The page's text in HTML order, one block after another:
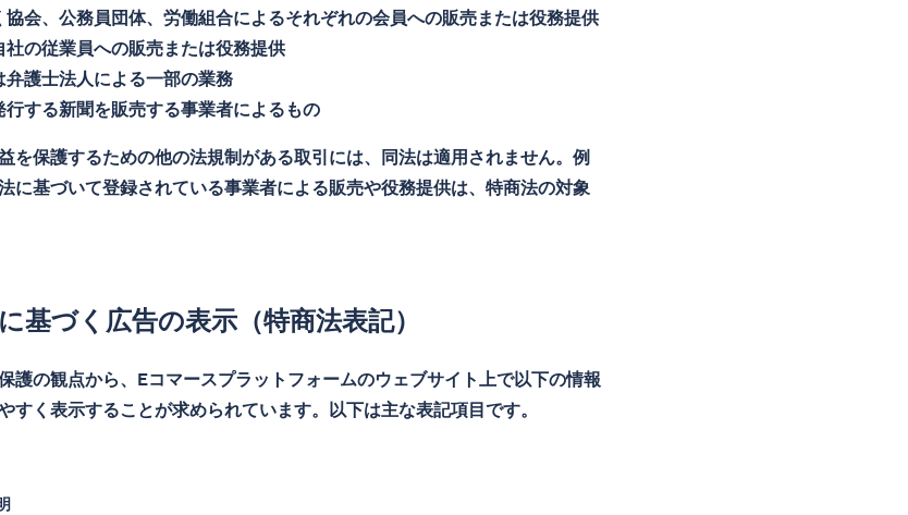
協会、公務員団体、労働組合によるそれぞれの会員への販売または役務提供
社の従業員への販売または役務提供
弁護士法人による一部の業務
行する新聞を販売する事業者によるもの
を保護するための他の法規制がある取引には、同法は適用されません。例
に基づいて登録されている事業者による販売や役務提供は、特商法の対象
基づく広告の表示（特商法表記）
護の観点から、Eコマースプラットフォームのウェブサイト上で以下の情報
すく表示することが求められています。以下は主な表記項目です。